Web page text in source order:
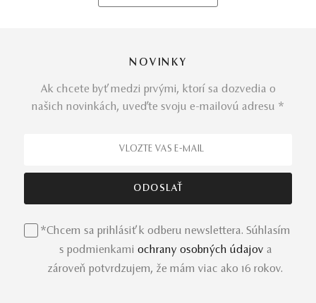
NOVINKY
Ak chcete byť medzi prvými, ktorí sa dozvedia o
našich novinkách, uveďte svoju e-mailovú adresu *
*Chcem sa prihlásiť k odberu newslettera. Súhlasím
s podmienkami ochrany osobných údajov a
zároveň potvrdzujem, že mám viac ako 16 rokov.